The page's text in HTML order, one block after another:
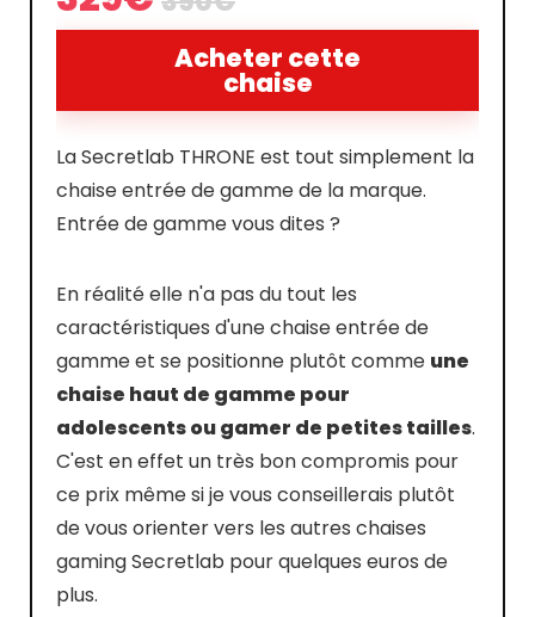
Acheter cette
chaise
La Secretlab THRONE est tout simplement la
chaise entrée de gamme de la marque.
Entrée de gamme vous dites ?
En réalité elle n'a pas du tout les
caractéristiques d'une chaise entrée de
gamme et se positionne plutôt comme une
chaise haut de gamme pour
adolescents ou gamer de petites tailles.
C'est en effet un très bon compromis pour
ce prix même si je vous conseillerais plutôt
de vous orienter vers les autres chaises
gaming Secretlab pour quelques euros de
plus.